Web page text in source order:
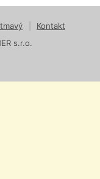
tmavý
Kontakt
s.r.o.